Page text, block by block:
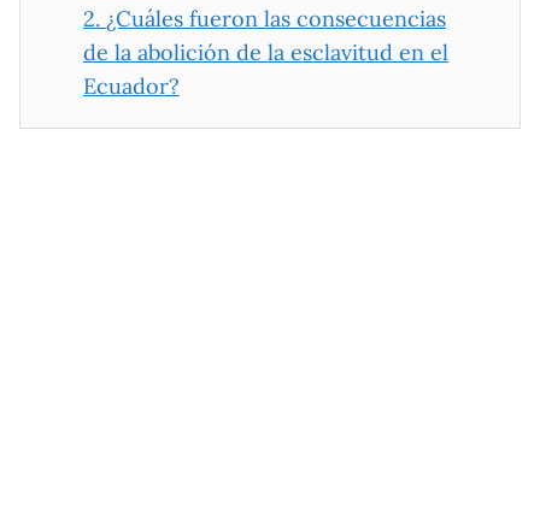
2. ¿Cuáles fueron las consecuencias
de la abolición de la esclavitud en el
Ecuador?